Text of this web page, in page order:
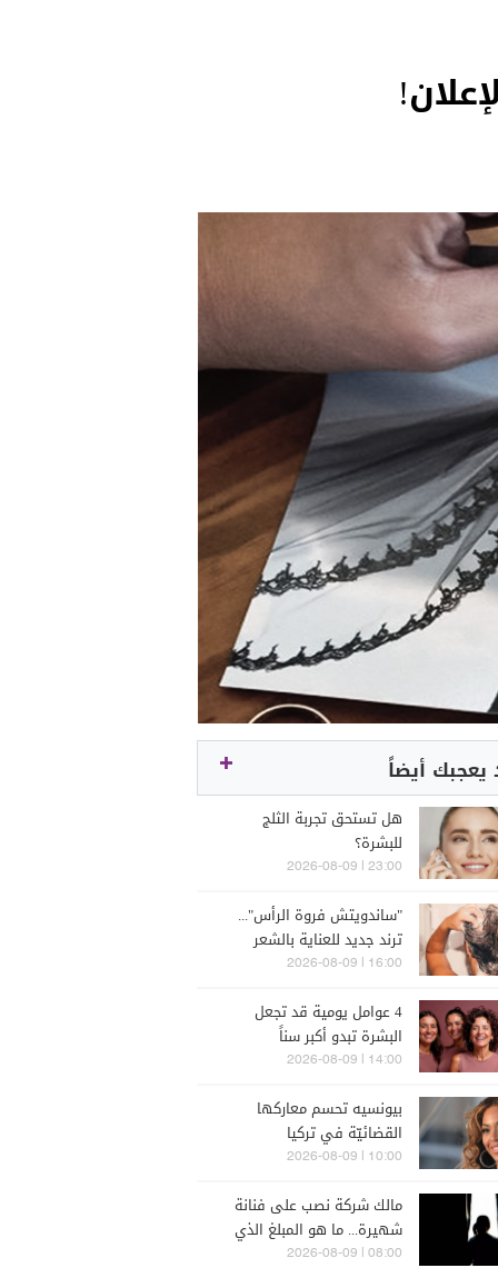
يعجبك أيضاً
هل تستحق تجربة الثلج
للبشرة؟
23:00 | 2026-08-09
"ساندويتش فروة الرأس"...
ترند جديد للعناية بالشعر
16:00 | 2026-08-09
4 عوامل يومية قد تجعل
البشرة تبدو أكبر سناً
14:00 | 2026-08-09
بيونسيه تحسم معاركها
القضائيّة في تركيا
10:00 | 2026-08-09
مالك شركة نصب على فنانة
شهيرة... ما هو المبلغ الذي
أخذه منها؟
08:00 | 2026-08-09